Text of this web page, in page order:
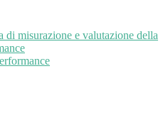
di misurazione e valutazione della